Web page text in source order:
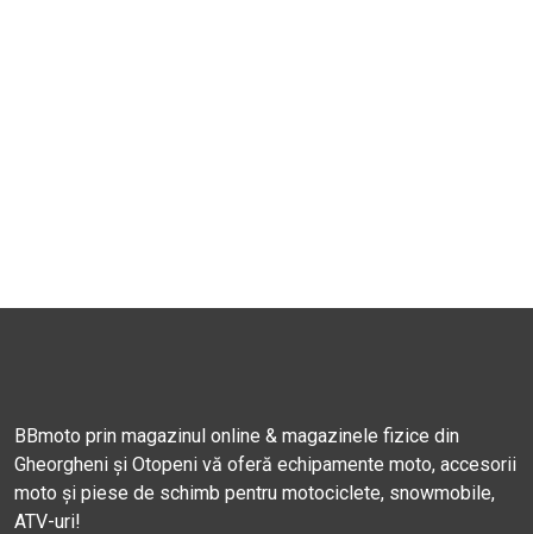
BBmoto prin magazinul online & magazinele fizice din
Gheorgheni și Otopeni vă oferă echipamente moto, accesorii
moto și piese de schimb pentru motociclete, snowmobile,
ATV-uri!